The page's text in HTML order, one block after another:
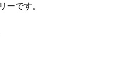
ーです。